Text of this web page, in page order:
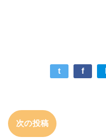
t f
次の投稿